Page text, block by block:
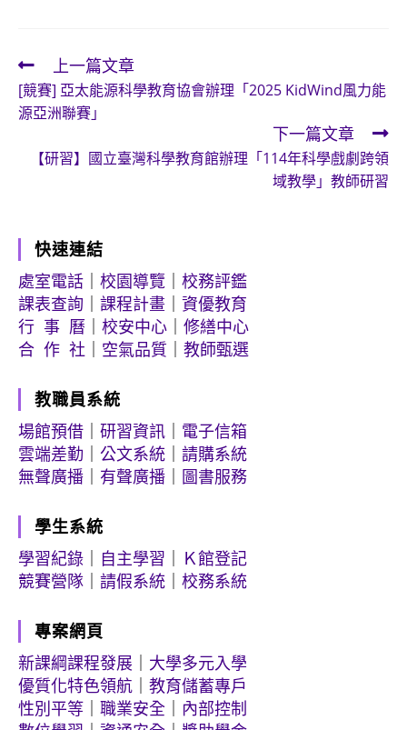
Read
more
articles
上一篇文章
[競賽] 亞太能源科學教育協會辦理「2025 KidWind風力能
源亞洲聯賽」
下一篇文章
【研習】國立臺灣科學教育館辦理「114年科學戲劇跨領
域教學」教師研習
快速連結
處室電話
校園導覽
校務評鑑
課表查詢
課程計畫
資優教育
行 事 曆
校安中心
修繕中心
合 作 社
空氣品質 教師甄選
教職員系統
場館預借
研習資訊
電子信箱
雲端差勤
公文系統
請購系統
無聲廣播
有聲廣播 圖書服務
學生系統
學習紀錄
自主學習
Ｋ館登記
競賽營隊
請假系統 校務系統
專案網頁
新課綱課程發展
大學多元入學
優質化特色領航
教育儲蓄專戶
性別平等
職業安全
內部控制